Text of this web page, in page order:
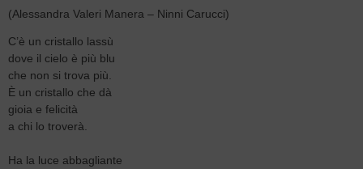
(Alessandra Valeri Manera – Ninni Carucci)
C’è un cristallo lassù
dove il cielo è più blu
che non si trova più.
È un cristallo che dà
gioia e felicità
a chi lo troverà.
Ha la luce abbagliante